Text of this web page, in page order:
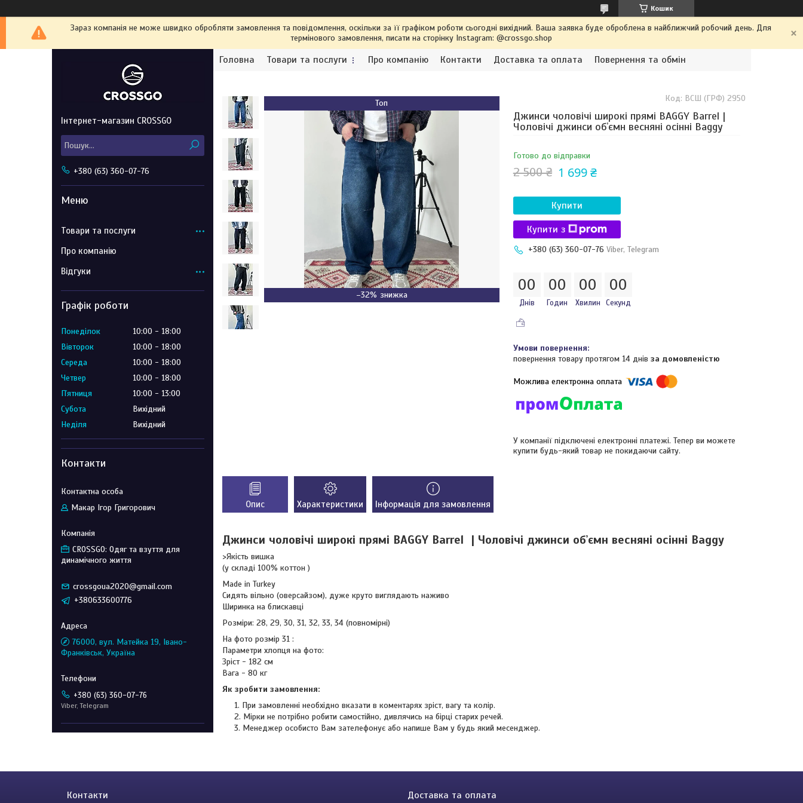
Кошик
Зараз компанія не може швидко обробляти замовлення та повідомлення, оскільки за її графіком роботи сьогодні вихідний. Ваша заявка буде оброблена в найближчий робочий день. Для
термінового замовлення, писати на сторінку Instagram: @crossgo.shop
Головна Товари та послуги Про компанію Контакти Доставка та оплата Повернення та обмін
Топ
–32%
Джинси чоловічі широкі прямі BAGGY Barrel |
Чоловічі джинси обʼємн весняні осінні Baggy
Готово до відправки
Код: ВСШ (ГРФ) 2950
2 500 ₴ 1 699 ₴
Купити
Купити з
+380 (63) 360-07-76 Viber, Telegram
00
Днів
00
Годин
00
Хвилин
00
Секунд
повернення товару протягом 14 днів за домовленістю
У компанії підключені електронні платежі. Тепер ви можете
купити будь-який товар не покидаючи сайту.
Опис Характеристики Інформація для замовлення
Джинси чоловічі широкі прямі BAGGY Barrel | Чоловічі джинси обʼємн весняні осінні Baggy
>Якість вишка
(у складі 100% коттон )
Made in Turkey
Сидять вільно (оверсайзом), дуже круто виглядають наживо
Ширинка на блискавці
Розміри: 28, 29, 30, 31, 32, 33, 34 (повномірні)
На фото розмір 31 :
Параметри хлопця на фото:
Зріст - 182 см
Вага - 80 кг
Як зробити замовлення:
При замовленні необхідно вказати в коментарях зріст, вагу та колір.
Мірки не потрібно робити самостійно, дивлячись на бірці старих речей.
Менеджер особисто Вам зателефонує або напише Вам у будь який месенджер.
Інтернет-магазин CROSSGO
+380 (63) 360-07-76
Товари та послуги
Про компанію
Відгуки
Графік роботи
Понеділок 10:00
18:00
Вівторок
10:00
18:00
Середа
10:00
18:00
Четвер
10:00
18:00
Пʼятниця
10:00
13:00
Субота
Вихідний
Неділя
Вихідний
Контакти
Макар Ігор Григорович
CROSSGO: Одяг та взуття для
динамічного життя
crossgoua2020@gmail.com
+380633600776
76000, вул. Матейка 19, Івано-
Франківськ, Україна
+380 (63) 360-07-76
Viber, Telegram
Контакти Доставка та оплата